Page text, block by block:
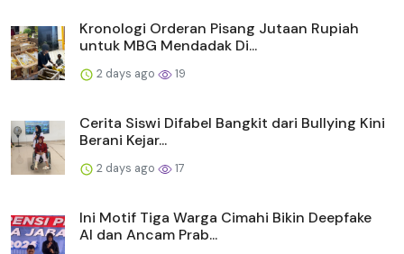
Kronologi Orderan Pisang Jutaan Rupiah
untuk MBG Mendadak Di...
2 days ago 19
Cerita Siswi Difabel Bangkit dari Bullying Kini
Berani Kejar...
2 days ago 17
Ini Motif Tiga Warga Cimahi Bikin Deepfake
AI dan Ancam Prab...